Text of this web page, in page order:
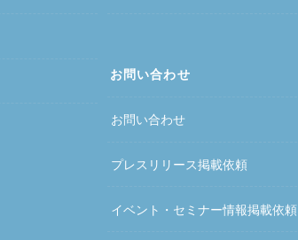
お問い合わせ
お問い合わせ
プレスリリース掲載依頼
イベント・セミナー情報掲載依頼